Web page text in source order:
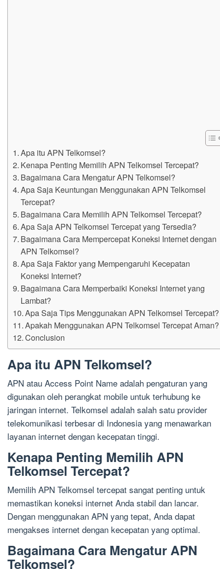
Apa itu APN Telkomsel?
Kenapa Penting Memilih APN Telkomsel Tercepat?
Bagaimana Cara Mengatur APN Telkomsel?
Apa Saja Keuntungan Menggunakan APN Telkomsel
Tercepat?
Bagaimana Cara Memilih APN Telkomsel Tercepat?
Apa Saja APN Telkomsel Tercepat yang Tersedia?
Bagaimana Cara Mempercepat Koneksi Internet dengan
APN Telkomsel?
Apa Saja Faktor yang Mempengaruhi Kecepatan
Koneksi Internet?
Bagaimana Cara Memperbaiki Koneksi Internet yang
Lambat?
Apa Saja Tips Menggunakan APN Telkomsel Tercepat?
Apakah Menggunakan APN Telkomsel Tercepat Aman?
Conclusion
Apa itu APN Telkomsel?
APN atau Access Point Name adalah pengaturan yang
digunakan oleh perangkat mobile untuk terhubung ke
jaringan internet. Telkomsel adalah salah satu provider
telekomunikasi terbesar di Indonesia yang menawarkan
layanan internet dengan kecepatan tinggi.
Kenapa Penting Memilih APN
Telkomsel Tercepat?
Memilih APN Telkomsel tercepat sangat penting untuk
memastikan koneksi internet Anda stabil dan lancar.
Dengan menggunakan APN yang tepat, Anda dapat
mengakses internet dengan kecepatan yang optimal.
Bagaimana Cara Mengatur APN
Telkomsel?